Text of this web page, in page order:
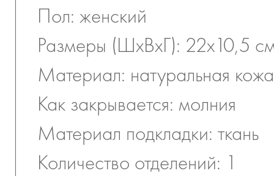
Пол: женский
Размеры (ШхВхГ): 22х10,5
Материал: натуральная кожа
Как закрывается: молния
Материал подкладки: ткань
Количество отделений: 1